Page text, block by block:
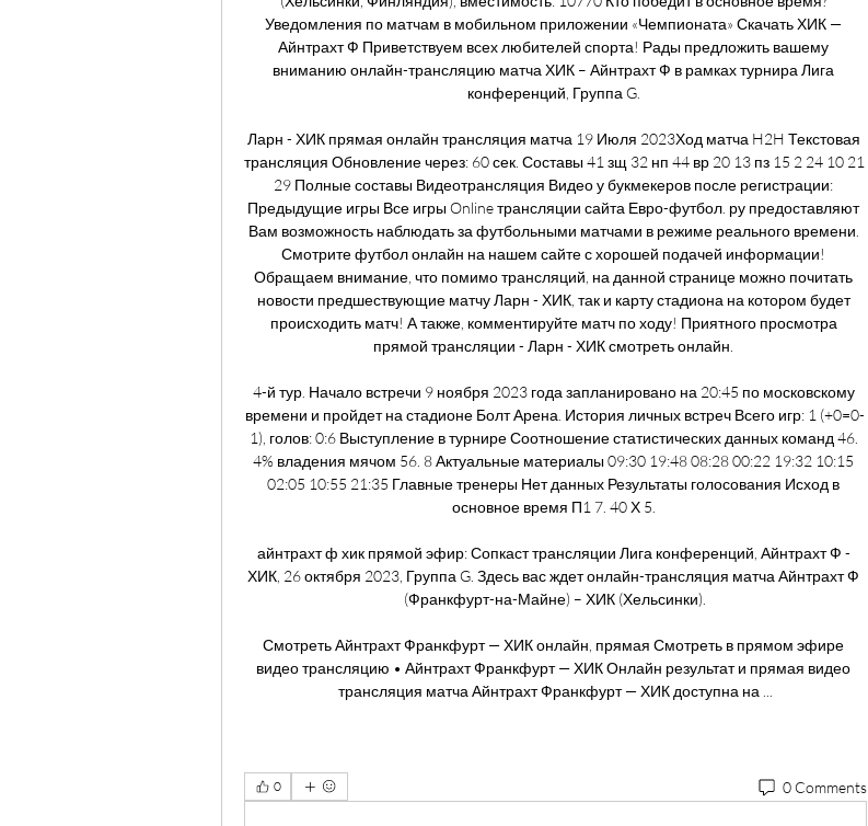
Уведомления по матчам в мобильном приложении «Чемпионата» Скачать ХИК —
Айнтрахт Ф Приветствуем всех любителей спорта! Рады предложить вашему
вниманию онлайн-трансляцию матча ХИК – Айнтрахт Ф в рамках турнира Лига
конференций, Группа G.
Ларн - ХИК прямая онлайн трансляция матча 19 Июля 2023Ход матча H2H Текстовая
трансляция Обновление через: 60 сек. Составы 41 зщ 32 нп 44 вр 20 13 пз 15 2 24 10 21
29 Полные составы Видеотрансляция Видео у букмекеров после регистрации:
Предыдущие игры Все игры Online трансляции сайта Евро-футбол. ру предоставляют
Вам возможность наблюдать за футбольными матчами в режиме реального времени.
Смотрите футбол онлайн на нашем сайте с хорошей подачей информации!
Обращаем внимание, что помимо трансляций, на данной странице можно почитать
новости предшествующие матчу Ларн - ХИК, так и карту стадиона на котором будет
происходить матч! А также, комментируйте матч по ходу! Приятного просмотра
прямой трансляции - Ларн - ХИК смотреть онлайн.
4-й тур. Начало встречи 9 ноября 2023 года запланировано на 20:45 по московскому
времени и пройдет на стадионе Болт Арена. История личных встреч Всего игр: 1 (+0=0-
1), голов: 0:6 Выступление в турнире Соотношение статистических данных команд 46.
4% владения мячом 56. 8 Актуальные материалы 09:30 19:48 08:28 00:22 19:32 10:15
02:05 10:55 21:35 Главные тренеры Нет данных Результаты голосования Исход в
основное время П1 7. 40 Х 5.
айнтрахт ф хик прямой эфир: Сопкаст трансляции Лига конференций, Айнтрахт Ф -
ХИК, 26 октября 2023, Группа G. Здесь вас ждет онлайн-трансляция матча Айнтрахт Ф
(Франкфурт-на-Майне) – ХИК (Хельсинки).
Смотреть Айнтрахт Франкфурт — ХИК онлайн, прямая Смотреть в прямом эфире
видео трансляцию • Айнтрахт Франкфурт — ХИК Онлайн результат и прямая видео
трансляция матча Айнтрахт Франкфурт — ХИК доступна на ...
0 0 Comments